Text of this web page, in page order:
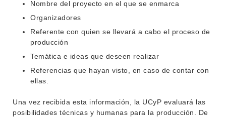
Nombre del proyecto en el que se enmarca
Organizadores
Referente con quien se llevará a cabo el proceso de
producción
Temática e ideas que deseen realizar
Referencias que hayan visto, en caso de contar con
ellas.
Una vez recibida esta información, la UCyP evaluará las
posibilidades técnicas y humanas para la producción. De